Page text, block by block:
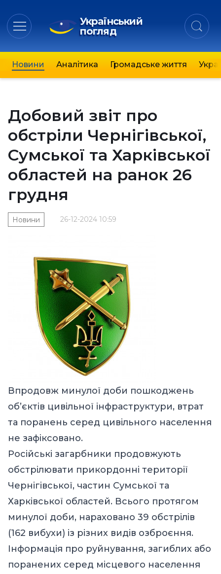
Український
погляд
Новини Аналітика Громадське життя
Добовий звіт про
обстріли Чернігівської,
Сумської та Харківської
областей на ранок 26
грудня
26-12-2024 10:59
Новини
Впродовж минулої доби пошкоджень
об’єктів цивільної інфраструктури, втрат
та поранень серед цивільного населення
не зафіксовано.
Російські загарбники продовжують
обстрілювати прикордонні території
Чернігівської, частин Сумської та
Харківської областей. Всього протягом
минулої доби, нараховано 39 обстрілів
(162 вибухи) із різних видів озброєння.
Інформація про руйнування, загиблих або
поранених серед місцевого населення